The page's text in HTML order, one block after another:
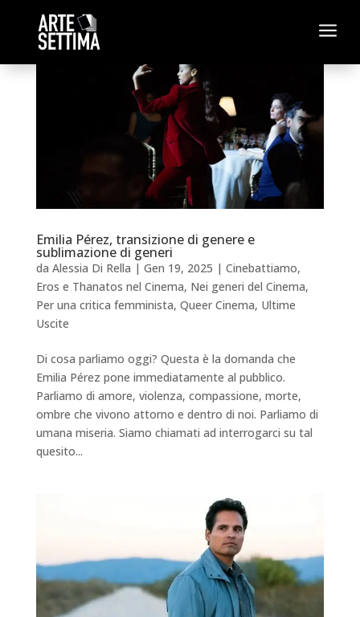
a
Emilia Pérez, transizione di genere e
sublimazione di generi
da Alessia Di Rella | Gen 19, 2025 | Cinebattiamo,
Eros e Thanatos nel Cinema, Nei generi del Cinema,
Per una critica femminista, Queer Cinema, Ultime
Uscite
Di cosa parliamo oggi? Questa è la domanda che
Emilia Pérez pone immediatamente al pubblico.
Parliamo di amore, violenza, compassione, morte,
ombre che vivono attorno e dentro di noi. Parliamo di
umana miseria. Siamo chiamati ad interrogarci su tal
quesito...